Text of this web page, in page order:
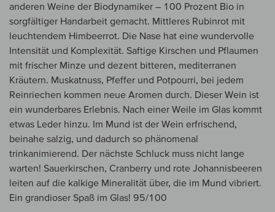
anderen Weine der Biodynamiker – 100 Prozent Bio in
sorgfältiger Handarbeit gemacht. Mittleres Rubinrot mit
leuchtendem Himbeerrot. Die Nase hat eine wundervolle
Intensität und Komplexität. Saftige Kirschen und Pflaumen
mit frischer Minze und dezent bitteren, mediterranen
Kräutern. Muskatnuss, Pfeffer und Potpourri, bei jedem
Reinriechen kommen neue Aromen durch. Dieser Wein ist
ein wunderbares Erlebnis. Nach einer Weile im Glas kommt
etwas Leder hinzu. Im Mund ist der Wein erfrischend,
beinahe salzig, und dadurch so phänomenal
trinkanimierend. Der nächste Schluck muss nicht lange
warten! Sauerkirschen, Cranberry und rote Johannisbeeren
leiten auf die kalkige Mineralität über, die im Mund vibriert.
Ein grandioser Spaß im Glas! 95/100